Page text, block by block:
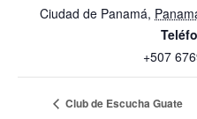
Ciudad de Panamá,
+507
Club de Escucha Guate